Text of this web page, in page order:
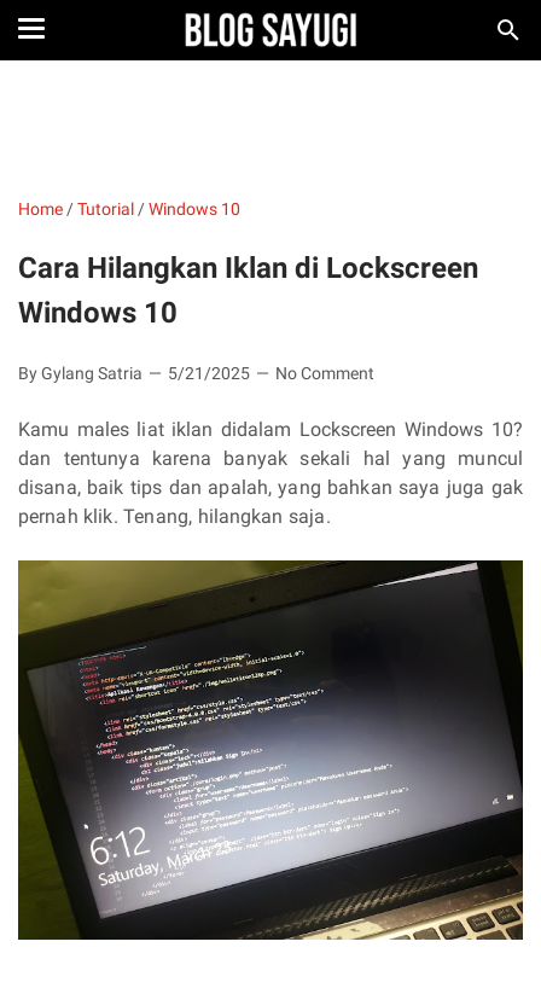
Home /Tutorial /Windows 10
Cara Hilangkan Iklan di Lockscreen
Windows 10
By Gylang Satria 5/21/2025 No Comment
Kamu males liat iklan didalam Lockscreen Windows 10?
dan tentunya karena banyak sekali hal yang muncul
disana, baik tips dan apalah, yang bahkan saya juga gak
pernah klik. Tenang, hilangkan saja.